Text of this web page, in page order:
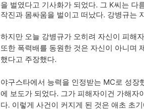
을 벌였다고 기사화가 되었다. 그 K씨는 다
작진과 몸싸움을 벌이고 떠났다. 강병규는
하지만 오늘 강병규가 오히려 자신이 피해
또한 폭력배를 동원한 것은 자신이 아니며
했다고 주장했다.
야구스타에서 능력을 인정받는 MC로 성
에 보도가 되었다. 그가 피해자이건 가해자
다. 이렇게 사건이 커지게 된 것은 애초 초